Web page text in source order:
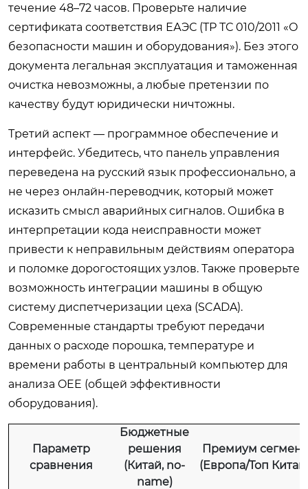
течение 48–72 часов. Проверьте наличие
сертификата соответствия ЕАЭС (ТР ТС 010/2011 «О
безопасности машин и оборудования»). Без этого
документа легальная эксплуатация и таможенная
очистка невозможны, а любые претензии по
качеству будут юридически ничтожны.
Третий аспект — программное обеспечение и
интерфейс. Убедитесь, что панель управления
переведена на русский язык профессионально, а
не через онлайн-переводчик, который может
исказить смысл аварийных сигналов. Ошибка в
интерпретации кода неисправности может
привести к неправильным действиям оператора
и поломке дорогостоящих узлов. Также проверьте
возможность интеграции машины в общую
систему диспетчеризации цеха (SCADA).
Современные стандарты требуют передачи
данных о расходе порошка, температуре и
времени работы в центральный компьютер для
анализа OEE (общей эффективности
оборудования).
Параметр
сравнения
Бюджетные
решения
(Китай, no-
name)
Премиум сегмент
(Европа/Топ